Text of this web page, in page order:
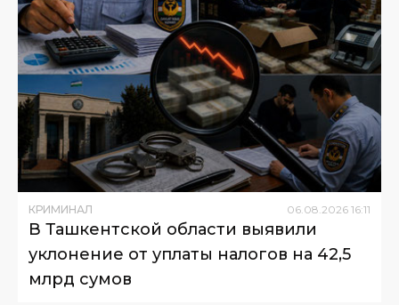
КРИМИНАЛ 06.08.2026 16:11
В Ташкентской области выявили
уклонение от уплаты налогов на 42,5
млрд сумов